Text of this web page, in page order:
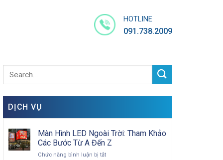
HOTLINE
091.738.2009
DỊCH VỤ
Màn Hình LED Ngoài Trời: Tham Khảo
Các Bước Từ A Đến Z
Chức năng bình luận bị tắtở